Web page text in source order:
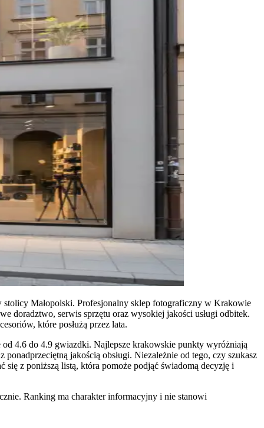
Małopolski. Profesjonalny sklep fotograficzny w Krakowie
doradztwo, serwis sprzętu oraz wysokiej jakości usługi odbitek.
które posłużą przez lata.
4.6 do 4.9 gwiazdki. Najlepsze krakowskie punkty wyróżniają
jakością obsługi. Niezależnie od tego, czy szukasz
z poniższą listą, która pomoże podjąć świadomą decyzję i
Ranking ma charakter informacyjny i nie stanowi